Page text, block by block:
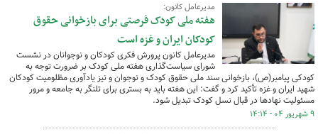
مدیرعامل کانون:
هفته ملی کودک فرصتی برای بازخوانی حقوق
کودکان ایران و غزه است
مدیرعامل کانون پرورش فکری کودکان و نوجوانان در نشست
شورای سیاست‌گذاری هفته ملی کودک بر ضرورت توجه به
کودکی پیامبر(ص)، بازخوانی سند ملی حقوق کودک و نوجوان و نیز یادآوری مظلومیت کودکان
شهید ایران و غزه تأکید کرد و گفت: این هفته باید به بستری برای تلنگر به جامعه و مرور
مسئولیت‌ نهادها در قبال نسل کودک تبدیل شود.
۹ شهریور ۰۴ - ۱۴:۱۴